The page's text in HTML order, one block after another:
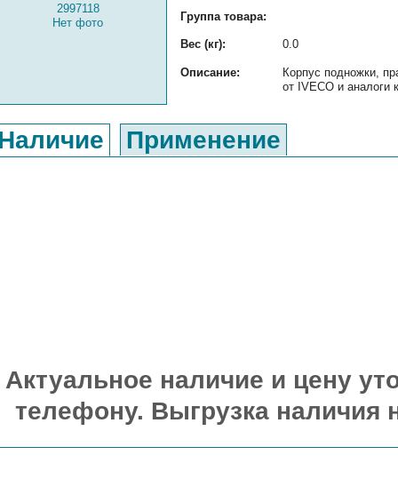
2997118
Нет фото
Группа товара:
Вес (кг): 0.0
Описание:
Корпус подножки,
от IVECO и аналоги
Применение
Актуальное наличие и цену
телефону. Выгрузка наличия